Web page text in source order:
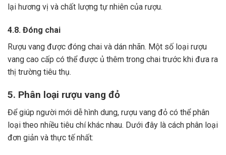
lại hương vị và chất lượng tự nhiên của rượu.
4.8. Đóng chai
Rượu vang được đóng chai và dán nhãn. Một số loại rượu
vang cao cấp có thể được ủ thêm trong chai trước khi đưa ra
thị trường tiêu thụ.
5. Phân loại rượu vang đỏ
Để giúp người mới dễ hình dung, rượu vang đỏ có thể phân
loại theo nhiều tiêu chí khác nhau. Dưới đây là cách phân loại
đơn giản và thực tế nhất: